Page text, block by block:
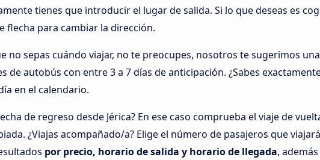
tienes que introducir el lugar de salida. Si lo que deseas es
flecha para cambiar la dirección.
no sepas cuándo viajar, no te preocupes, nosotros te sugerimos
de autobús con entre 3 a 7 días de anticipación. ¿Sabes
en el calendario.
de regreso desde Jérica? En ese caso comprueba el viaje de
¿Viajas acompañado/a? Elige el número de pasajeros que
por precio, horario de salida y horario de llegada,